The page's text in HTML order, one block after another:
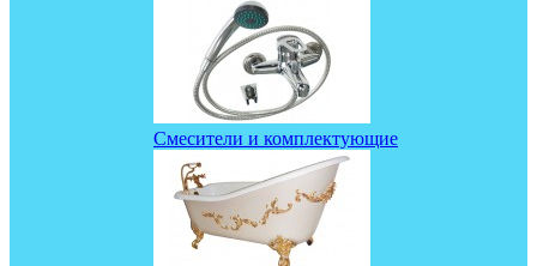
Смесители и комплектующие